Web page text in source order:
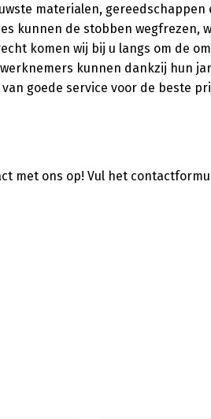
materialen, gereedschappen
kunnen de stobben wegfrezen,
komen wij bij u langs om de
kunnen dankzij hun
goede service voor de beste
met ons op! Vul het